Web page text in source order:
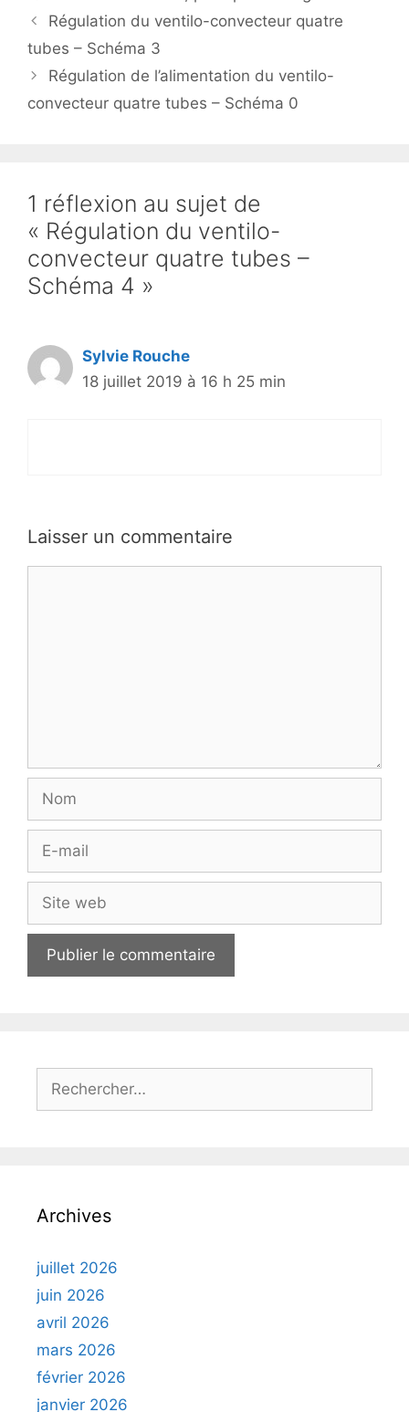
Régulation du ventilo-convecteur quatre
tubes – Schéma 3
Régulation de l’alimentation du ventilo-
convecteur quatre tubes – Schéma 0
1 réflexion au sujet de
« Régulation du ventilo-
convecteur quatre tubes –
Schéma 4 »
Sylvie Rouche
18 juillet 2019 à 16 h 25 min
Laisser un commentaire
Nom
Site
web
Rechercher :
Archives
juillet 2026
juin 2026
avril 2026
mars 2026
février 2026
janvier 2026